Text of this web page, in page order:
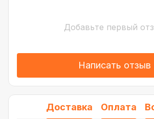
Добавьте первый
Написать отзыв
Доставка Оплата